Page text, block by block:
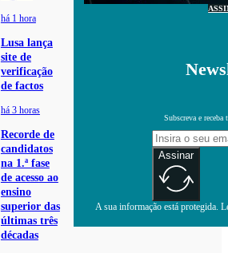
há 1 hora
Lusa lança
site de
verificação
de factos
há 3 horas
Recorde de
candidatos
na 1.ª fase
de acesso ao
ensino
superior das
últimas três
décadas
Subscreva e receba
Assinar
A sua informação está protegida.